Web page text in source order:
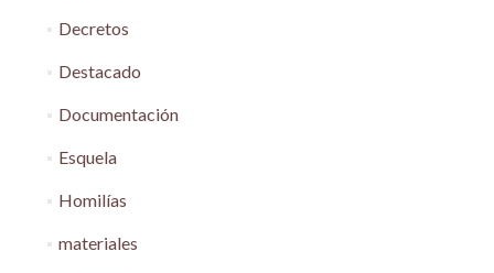
Decretos
Destacado
Documentación
Esquela
Homilías
materiales